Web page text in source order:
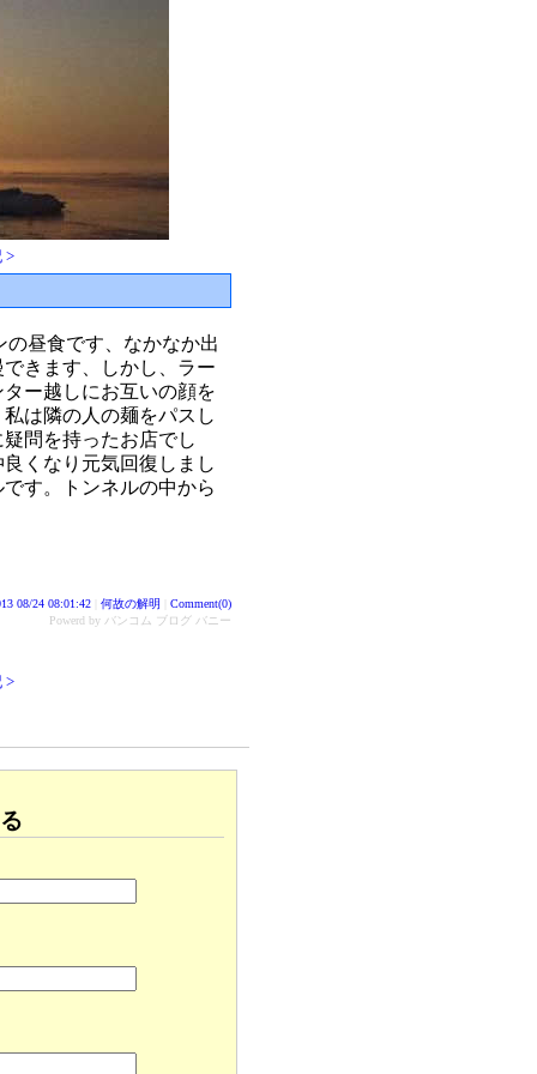
>
の昼食です、なかなか出
きます、しかし、ラー
ー越しにお互いの顔を
は隣の人の麺をパスし
問を持ったお店でし
くなり元気回復しまし
す。トンネルの中から
08/24 08:01:42 何故の解明
Comment(0)
Powerd by バンコム ブログ バニー
>